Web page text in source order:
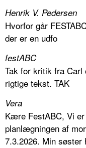
Henrik V. Pedersen
Hvorfor går
der er en udfo
festABC
Tak for kritik fra
rigtige tekst. TAK
Vera
Kære FestABC, Vi
planlægningen af
7.3.2026. Min søster